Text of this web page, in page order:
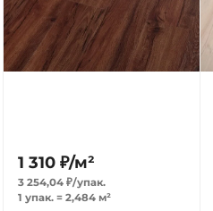
1 310 ₽/м²
3 254,04 ₽/упак.
1 упак. = 2,484 м²